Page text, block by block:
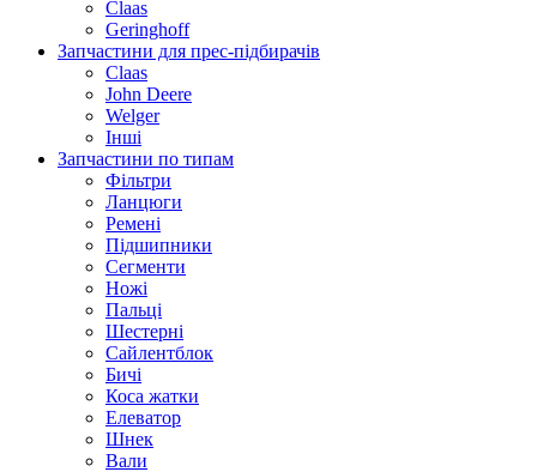
Claas
Geringhoff
Запчастини для прес-підбирачів
Claas
John Deere
Welger
Інші
Запчастини по типам
Фільтри
Ланцюги
Ремені
Підшипники
Сегменти
Ножі
Пальці
Шестерні
Сайлентблок
Бичі
Коса жатки
Елеватор
Шнек
Вали